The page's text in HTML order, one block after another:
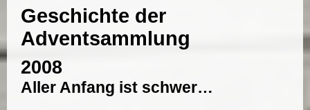
Geschichte der
Adventsammlung
2008
Aller Anfang ist schwer…